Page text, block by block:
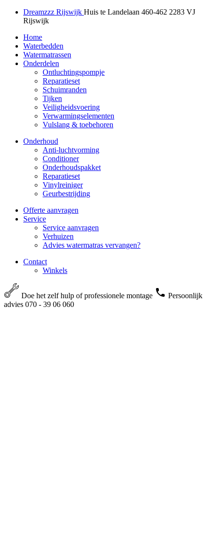
Dreamzzz Rijswijk Huis te Landelaan 460-462 2283 VJ
Rijswijk
Home
Waterbedden
Watermatrassen
Onderdelen
Ontluchtingspompje
Reparatieset
Schuimranden
Tijken
Veiligheidsvoering
Verwarmingselementen
Vulslang & toebehoren
Onderhoud
Anti-luchtvorming
Conditioner
Onderhoudspakket
Reparatieset
Vinylreiniger
Geurbestrijding
Offerte aanvragen
Service
Service aanvragen
Verhuizen
Advies watermatras vervangen?
Contact
Winkels
Doe het zelf hulp of professionele montage
Persoonlijk
advies 070 - 39 06 060